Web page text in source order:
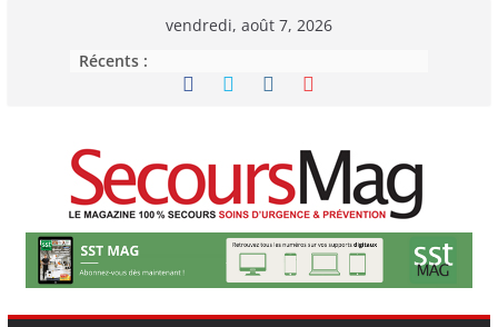
vendredi, août 7, 2026
Récents :